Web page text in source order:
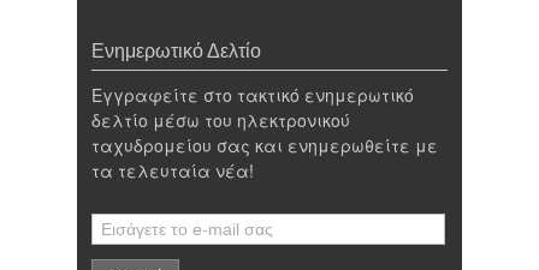
Ενημερωτικό Δελτίο
Εγγραφείτε στο τακτικό ενημερωτικό
δελτίο μέσω του ηλεκτρονικού
ταχυδρομείου σας και ενημερωθείτε με
τα τελευταία νέα!